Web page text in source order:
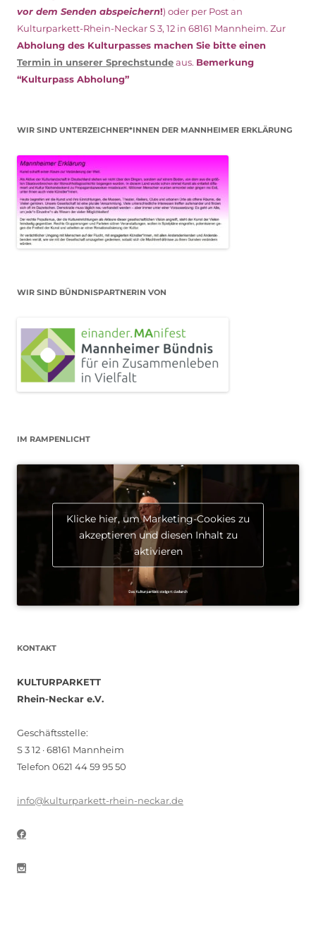
vor dem Senden abspeichern!) oder per Post an
Kulturparkett-Rhein-Neckar S 3, 12 in 68161 Mannheim. Zur
Abholung des Kulturpasses machen Sie bitte einen
Termin in unserer Sprechstundeaus. Bemerkung
“Kulturpass Abholung”
WIR SIND UNTERZEICHNER*INNEN DER MANNHEIMER ERKLÄRUNG
WIR SIND BÜNDNISPARTNERIN VON
IM RAMPENLICHT
Klicke hier, um Marketing-Cookies zu
akzeptieren und diesen Inhalt zu
aktivieren
KONTAKT
KULTURPARKETT
Rhein-Neckar e.V.
Geschäftsstelle:
S 3 12 · 68161 Mannheim
Telefon 0621 44 59 95 50
info@kulturparkett-rhein-neckar.de